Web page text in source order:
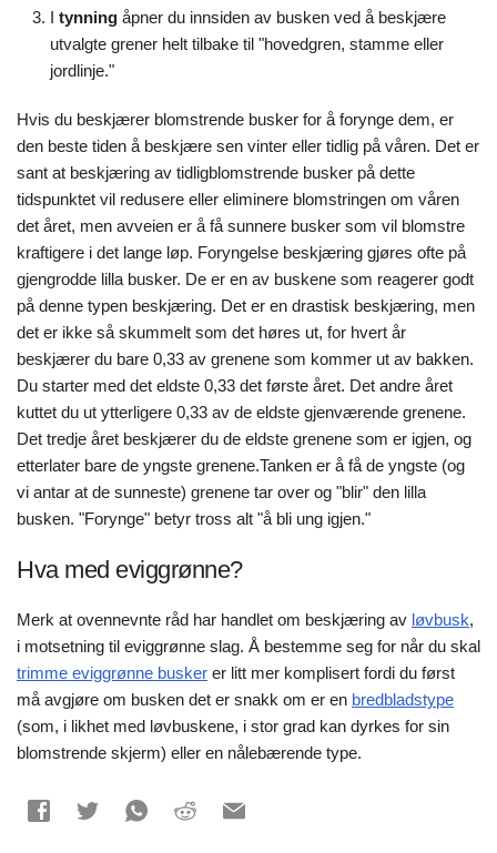
I tynning åpner du innsiden av busken ved å beskjære
utvalgte grener helt tilbake til "hovedgren, stamme eller
jordlinje."
Hvis du beskjærer blomstrende busker for å forynge dem, er
den beste tiden å beskjære sen vinter eller tidlig på våren. Det er
sant at beskjæring av tidligblomstrende busker på dette
tidspunktet vil redusere eller eliminere blomstringen om våren
det året, men avveien er å få sunnere busker som vil blomstre
kraftigere i det lange løp. Foryngelse beskjæring gjøres ofte på
gjengrodde lilla busker. De er en av buskene som reagerer godt
på denne typen beskjæring. Det er en drastisk beskjæring, men
det er ikke så skummelt som det høres ut, for hvert år
beskjærer du bare 0,33 av grenene som kommer ut av bakken.
Du starter med det eldste 0,33 det første året. Det andre året
kuttet du ut ytterligere 0,33 av de eldste gjenværende grenene.
Det tredje året beskjærer du de eldste grenene som er igjen, og
etterlater bare de yngste grenene.Tanken er å få de yngste (og
vi antar at de sunneste) grenene tar over og "blir" den lilla
busken. "Forynge" betyr tross alt "å bli ung igjen."
Hva med eviggrønne?
Merk at ovennevnte råd har handlet om beskjæring av løvbusk,
i motsetning til eviggrønne slag. Å bestemme seg for når du skal
trimme eviggrønne busker er litt mer komplisert fordi du først
må avgjøre om busken det er snakk om er en bredbladstype
(som, i likhet med løvbuskene, i stor grad kan dyrkes for sin
blomstrende skjerm) eller en nålebærende type.